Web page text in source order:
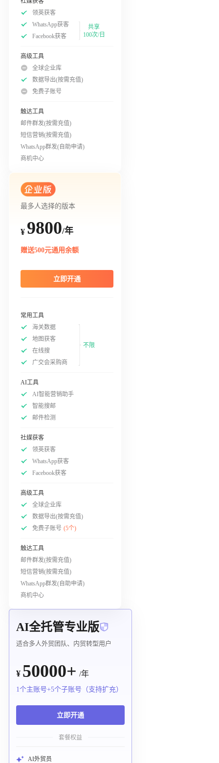
领英获客
WhatsApp获客
Facebook获客
共享
100次/日
高级工具
全球企业库
数据导出(按需充值)
免费子账号
触达工具
邮件群发(按需充值)
短信营销(按需充值)
WhatsApp群发(自助申请)
商机中心
最多人选择的版本
¥ 9800/年
赠送500元通用余额
立即开通
常用工具
海关数据
地图获客
在线搜
广交会采购商
不限
AI工具
AI智能营销助手
智能搜邮
邮件检测
社媒获客
领英获客
WhatsApp获客
Facebook获客
高级工具
全球企业库
数据导出(按需充值)
免费子账号 (5个)
触达工具
邮件群发(按需充值)
短信营销(按需充值)
WhatsApp群发(自助申请)
商机中心
AI全托管专业版
适合多人外贸团队、内贸转型用户
¥ 50000+ /年
1个主账号+5个子账号（支持扩充）
立即开通
套餐权益
AI外贸员